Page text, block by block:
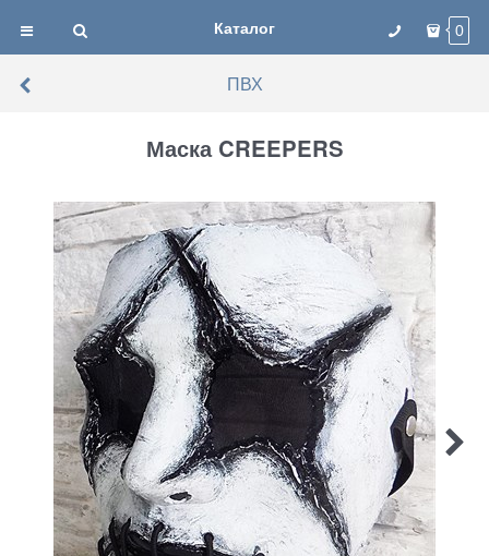
Каталог 0
ПВХ
Маска CREEPERS